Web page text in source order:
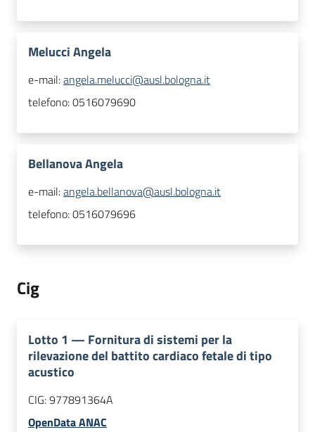
Melucci Angela
e-mail:angela.melucci@ausl.bologna.it
telefono:0516079690
Bellanova Angela
e-mail:angela.bellanova@ausl.bologna.it
telefono:0516079696
Cig
Lotto 1 — Fornitura di sistemi per la
rilevazione del battito cardiaco fetale di tipo
acustico
CIG:977891364A
OpenData ANAC